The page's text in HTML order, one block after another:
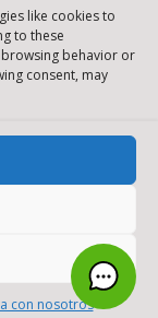
like cookies to
to these
behavior or
consent, may
con nosotros